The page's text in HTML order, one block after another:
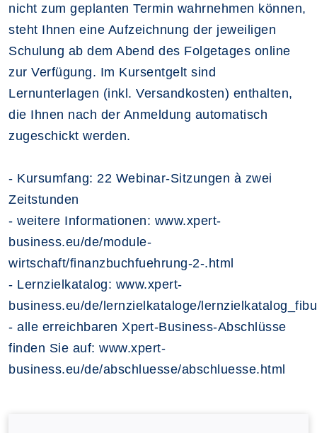
nicht zum geplanten Termin wahrnehmen können,
steht Ihnen eine Aufzeichnung der jeweiligen
Schulung ab dem Abend des Folgetages online
zur Verfügung. Im Kursentgelt sind
Lernunterlagen (inkl. Versandkosten) enthalten,
die Ihnen nach der Anmeldung automatisch
zugeschickt werden.
- Kursumfang: 22 Webinar-Sitzungen à zwei
Zeitstunden
- weitere Informationen: www.xpert-
business.eu/de/module-
wirtschaft/finanzbuchfuehrung-2-.html
- Lernzielkatalog: www.xpert-
business.eu/de/lernzielkataloge/
- alle erreichbaren Xpert-Business-Abschlüsse
finden Sie auf: www.xpert-
business.eu/de/abschluesse/abschluesse.html